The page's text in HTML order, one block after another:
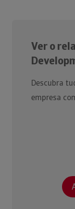
Ver o
Descubra
empresa